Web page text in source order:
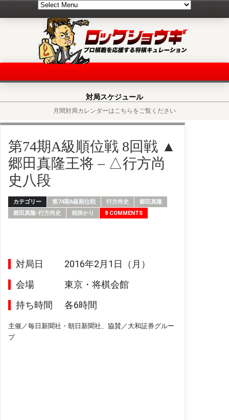
対局スケジュール
月間対局カレンダーはこちらをご覧ください
第74期A級順位戦 8回戦 ▲
郷田真隆王将 – △行方尚
史八段
カテゴリー 第74期A級順位戦 行方尚史
郷田真隆
郷田真隆-行方尚史
相掛かり 8 COMMENTS
対局日
2016年2月1日（月）
会場
東京・将棋会館
持ち時間
各6時間
主催／毎日新聞社・朝日新聞社、協賛／大和証券グルー
プ